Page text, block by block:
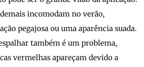
incomodam no verão,
pegajosa ou uma aparência suada.
também é um problema,
vermelhas apareçam devido a